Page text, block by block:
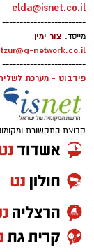
elda@isnet.co.il
------------------------
מייסד: צור ימין
tzur@g-network.co.il
------------------------
פידבוט - מערכת
קבוצת התקשורת